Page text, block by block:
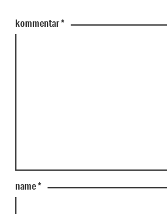
kommentar*
name*